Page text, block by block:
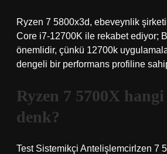
Ryzen 7 5800x3d, ebeveynlik
Core i7-12700K ile rekabet ediyor;
önemlidir, çünkü 12700k
dengeli bir performans profiline
Ryzen 7 5700X
denk?
Test Sistemikçi Antelişlemcirlzen 7